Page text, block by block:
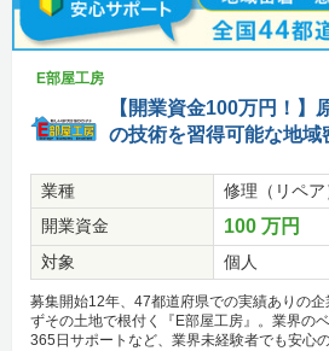
E部屋工房
【開業資金100万円！】
の技術を習得可能な地域
業種
修理（リペ
開業資金
100 万円
対象 個人
募集開始12年、47都道府県での実績ありの
ずその土地で根付く『E部屋工房』。業界の
365日サポートなど、業界未経験者でも安心